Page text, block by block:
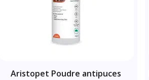
Aristopet Poudre antipuces